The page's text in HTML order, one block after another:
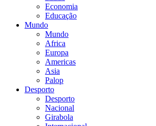
Economia
Educação
Mundo
Mundo
Africa
Europa
Americas
Asia
Palop
Desporto
Desporto
Nacional
Girabola